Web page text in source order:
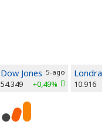
Dow Jones 5-ago
54.349 +0,49%
Londra
10.916